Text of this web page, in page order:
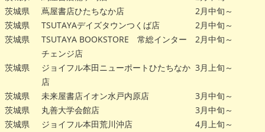
茨城県
蔦屋書店ひたちなか店
2月中旬～
茨城県
TSUTAYAデイズタウンつくば店
2月中旬～
茨城県
TSUTAYA BOOKSTORE 常総インター
チェンジ店
2月中旬～
茨城県
ジョイフル本田ニューポートひたちなか
店
3月上旬～
茨城県 未来屋書店イオン水戸内原店
3月中旬～
茨城県
丸善大学会館店
3月中旬～
茨城県
ジョイフル本田荒川沖店
4月上旬～